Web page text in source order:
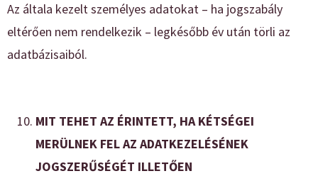
Az általa kezelt személyes adatokat – ha jogszabály
eltérően nem rendelkezik – legkésőbb év után törli az
adatbázisaiból.
MIT TEHET AZ ÉRINTETT, HA KÉTSÉGEI
MERÜLNEK FEL AZ ADATKEZELÉSÉNEK
JOGSZERŰSÉGÉT ILLETŐEN